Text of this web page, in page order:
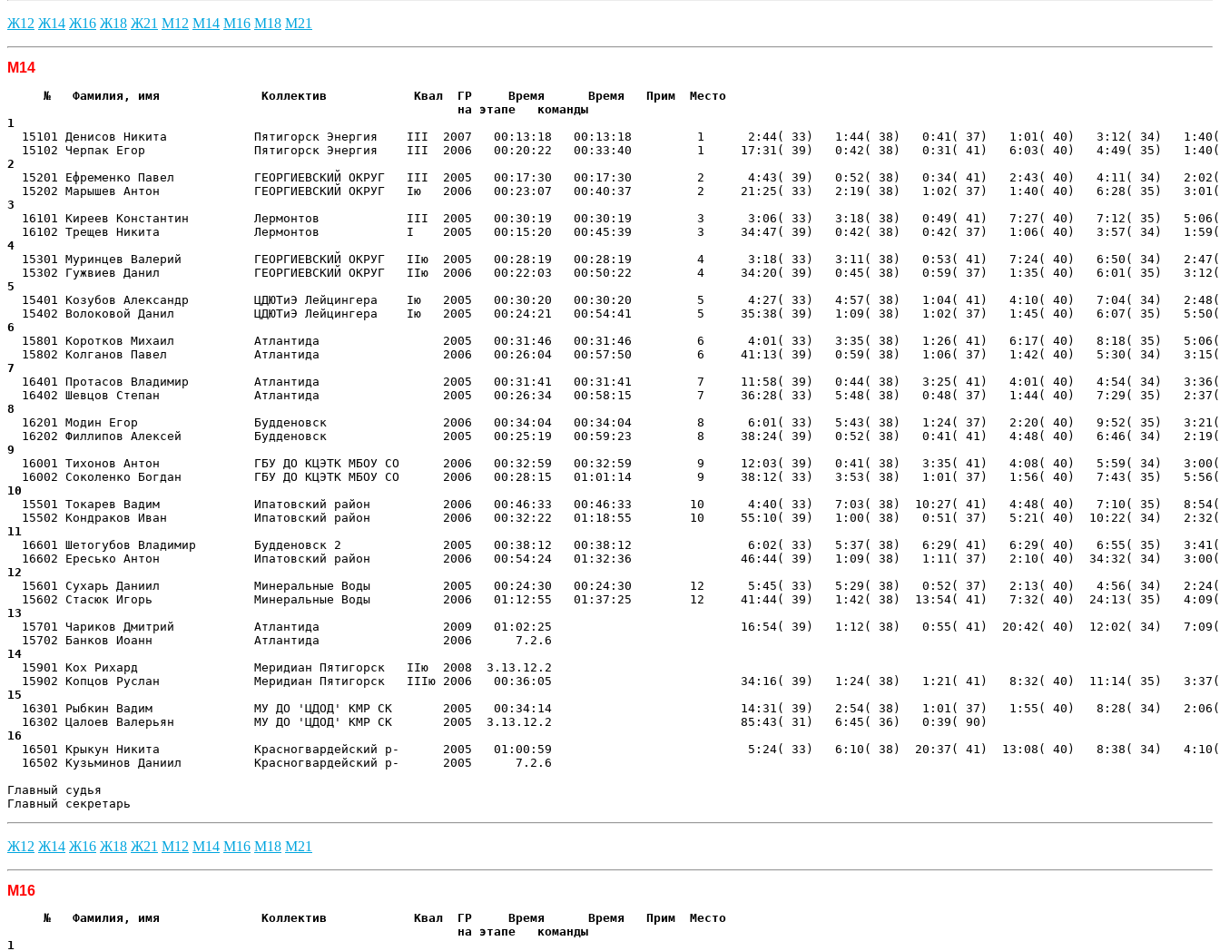
Ж12 Ж14 Ж16 Ж18 Ж21 М12 М14 М16 М18 М21
М14
     №   Фамилия, имя              Коллектив            Квал  ГР     Время      Время   Прим  Место
                                                              на этапе   команды
1
15101 Денисов Никита            Пятигорск Энергия    III  2007   00:13:18   00:13:18         1      2:44( 33)   1:44( 38)   0:41( 37)   1:01( 40)   3:12( 34)
2
15201 Ефременко Павел           ГЕОРГИЕВСКИЙ ОКРУГ   III  2005   00:17:30   00:17:30         2      4:43( 39)   0:52( 38)   0:34( 41)   2:43( 40)   4:11( 34)
3
16101 Киреев Константин         Лермонтов            III  2005   00:30:19   00:30:19         3      3:06( 33)   3:18( 38)   0:49( 41)   7:27( 40)   7:12( 35)
4
15301 Муринцев Валерий          ГЕОРГИЕВСКИЙ ОКРУГ   IIю  2005   00:28:19   00:28:19         4      3:18( 33)   3:11( 38)   0:53( 41)   7:24( 40)   6:50( 34)
5
15401 Козубов Александр         ЦДЮТиЭ Лейцингера    Iю   2005   00:30:20   00:30:20         5      4:27( 33)   4:57( 38)   1:04( 41)   4:10( 40)   7:04( 34)
6
15801 Коротков Михаил           Атлантида                 2005   00:31:46   00:31:46         6      4:01( 33)   3:35( 38)   1:26( 41)   6:17( 40)   8:18( 35)
7
16401 Протасов Владимир         Атлантида                 2005   00:31:41   00:31:41         7     11:58( 39)   0:44( 38)   3:25( 41)   4:01( 40)   4:54( 34)
8
16201 Модин Егор                Будденовск                2006   00:34:04   00:34:04         8      6:01( 33)   5:43( 38)   1:24( 37)   2:20( 40)   9:52( 35)
9
16001 Тихонов Антон             ГБУ ДО КЦЭТК МБОУ СО      2006   00:32:59   00:32:59         9     12:03( 39)   0:41( 38)   3:35( 41)   4:08( 40)   5:59( 34)
10
15501 Токарев Вадим             Ипатовский район          2006   00:46:33   00:46:33        10      4:40( 33)   7:03( 38)  10:27( 41)   4:48( 40)   7:10( 35)
11
16601 Шетогубов Владимир        Будденовск 2              2005   00:38:12   00:38:12                6:02( 33)   5:37( 38)   6:29( 41)   6:29( 40)   6:55( 35)
12
15601 Сухарь Даниил             Минеральные Воды          2005   00:24:30   00:24:30        12      5:45( 33)   5:29( 38)   0:52( 37)   2:13( 40)   4:56( 34)
13
15701 Чариков Дмитрий           Атлантида                 2009   01:02:25                          16:54( 39)   1:12( 38)   0:55( 41)  20:42( 40)  12:02( 34)
14
  15901 Кох Рихард                Меридиан Пятигорск   IIю  2008  3.13.12.2
15
16301 Рыбкин Вадим              МУ ДО 'ЦДОД' КМР СК       2005   00:34:14                          14:31( 39)   2:54( 38)   1:01( 37)   1:55( 40)   8:28( 34)
16
16501 Крыкун Никита             Красногвардейский р-      2005   01:00:59                           5:24( 33)   6:10( 38)  20:37( 41)  13:08( 40)   8:38( 34)
  16502 Кузьминов Даниил          Красногвардейский р-      2005      7.2.6
Главный судья
Главный секретарь
Ж12 Ж14 Ж16 Ж18 Ж21 М12 М14 М16 М18 М21
М16
     №   Фамилия, имя              Коллектив            Квал  ГР     Время      Время   Прим  Место
                                                              на этапе   команды
1